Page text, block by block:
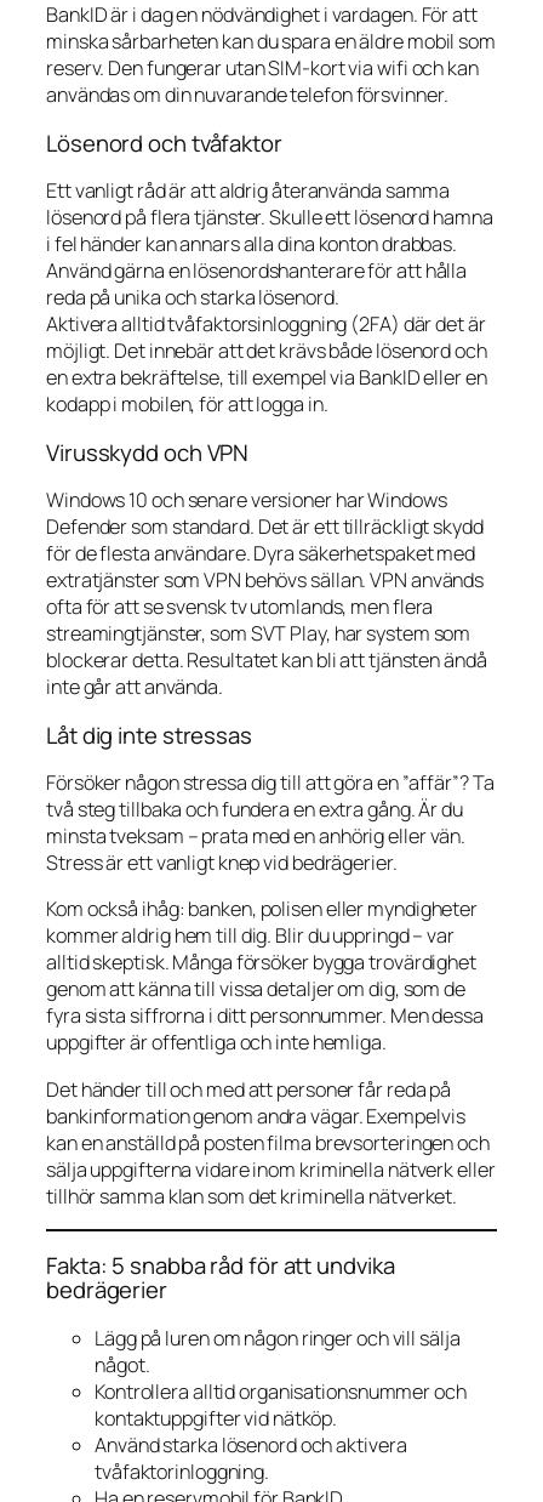
BankID är i dag en nödvändighet i vardagen. För att
minska sårbarheten kan du spara en äldre mobil som
reserv. Den fungerar utan SIM-kort via wifi och kan
användas om din nuvarande telefon försvinner.
Lösenord och tvåfaktor
Ett vanligt råd är att aldrig återanvända samma
lösenord på flera tjänster. Skulle ett lösenord hamna
i fel händer kan annars alla dina konton drabbas.
Använd gärna en lösenordshanterare för att hålla
reda på unika och starka lösenord.
Aktivera alltid tvåfaktorsinloggning (2FA) där det är
möjligt. Det innebär att det krävs både lösenord och
en extra bekräftelse, till exempel via BankID eller en
kodapp i mobilen, för att logga in.
Virusskydd och VPN
Windows 10 och senare versioner har Windows
Defender som standard. Det är ett tillräckligt skydd
för de flesta användare. Dyra säkerhetspaket med
extratjänster som VPN behövs sällan. VPN används
ofta för att se svensk tv utomlands, men flera
streamingtjänster, som SVT Play, har system som
blockerar detta. Resultatet kan bli att tjänsten ändå
inte går att använda.
Låt dig inte stressas
Försöker någon stressa dig till att göra en ”affär”? Ta
två steg tillbaka och fundera en extra gång. Är du
minsta tveksam – prata med en anhörig eller vän.
Stress är ett vanligt knep vid bedrägerier.
Kom också ihåg: banken, polisen eller myndigheter
kommer aldrig hem till dig. Blir du uppringd – var
alltid skeptisk. Många försöker bygga trovärdighet
genom att känna till vissa detaljer om dig, som de
fyra sista siffrorna i ditt personnummer. Men dessa
uppgifter är offentliga och inte hemliga.
Det händer till och med att personer får reda på
bankinformation genom andra vägar. Exempelvis
kan en anställd på posten filma brevsorteringen och
sälja uppgifterna vidare inom kriminella nätverk eller
tillhör samma klan som det kriminella nätverket.
Fakta: 5 snabba råd för att undvika
bedrägerier
Lägg på luren om någon ringer och vill sälja
något.
Kontrollera alltid organisationsnummer och
kontaktuppgifter vid nätköp.
Använd starka lösenord och aktivera
tvåfaktorinloggning.